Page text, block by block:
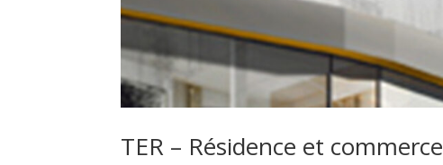
TER – Résidence et commerce